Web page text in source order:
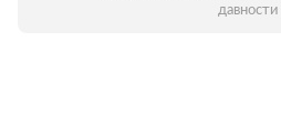
давности